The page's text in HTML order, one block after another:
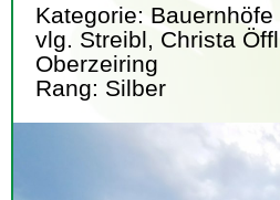
Kategorie: Bauernhöfe
vlg. Streibl, Christa Öffl
Oberzeiring
Rang: Silber